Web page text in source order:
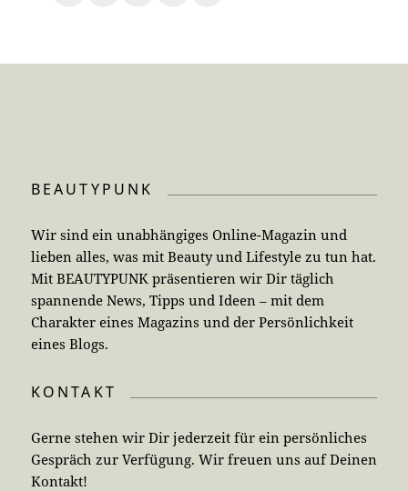
BEAUTYPUNK
Wir sind ein unabhängiges Online-Magazin und
lieben alles, was mit Beauty und Lifestyle zu tun hat.
Mit BEAUTYPUNK präsentieren wir Dir täglich
spannende News, Tipps und Ideen – mit dem
Charakter eines Magazins und der Persönlichkeit
eines Blogs.
KONTAKT
Gerne stehen wir Dir jederzeit für ein persönliches
Gespräch zur Verfügung. Wir freuen uns auf Deinen
Kontakt!